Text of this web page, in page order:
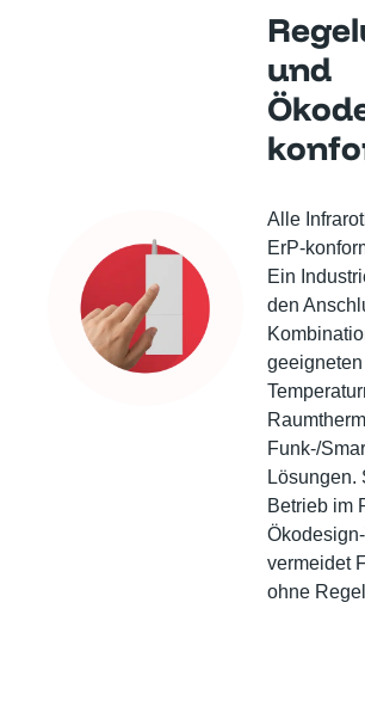
und
Alle
ErP-
Ein
den
geeigneten
Funk-/
Lösungen.
Betrieb im
vermeidet
ohne